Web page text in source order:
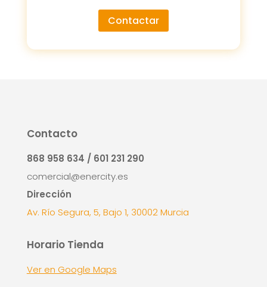
Contactar
Contacto
868 958 634 / 601 231 290
comercial@enercity.es
Dirección
Av. Río Segura, 5, Bajo 1, 30002 Murcia
Horario Tienda
Ver en Google Maps